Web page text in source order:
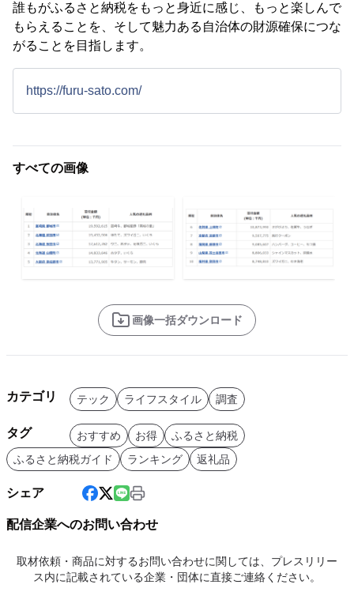
誰もがふるさと納税をもっと身近に感じ、もっと楽しんで
もらえることを、そして魅力ある自治体の財源確保につな
がることを目指します。
https://furu-sato.com/
すべての画像
画像一括ダウンロード
カテゴリ テック ライフスタイル 調査
タグ おすすめ お得
ふるさと納税
ふるさと納税ガイド
ランキング 返礼品
シェア
配信企業へのお問い合わせ
取材依頼・商品に対するお問い合わせに関しては、プレスリリー
ス内に記載されている企業・団体に直接ご連絡ください。